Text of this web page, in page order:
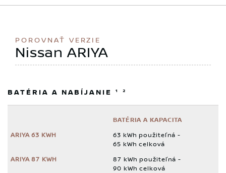
Nissan ARIYA
POROVNAŤ VERZIE
BATÉRIA A NABÍJANIE ¹ ²
BATÉRIA A KAPACITA
63 kWh použiteľná -
65 kWh celková
87 kWh použiteľná -
90 kWh celková